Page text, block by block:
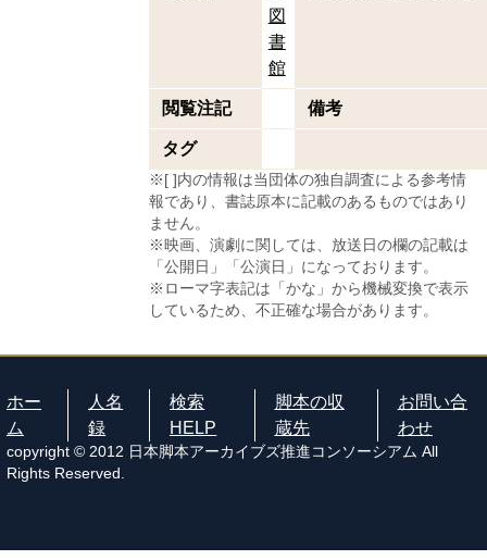
図
書
館
閲覧注記 備考
タグ
※[ ]内の情報は当団体の独自調査による参考情
報であり、書誌原本に記載のあるものではあり
ません。
※映画、演劇に関しては、放送日の欄の記載は
「公開日」「公演日」になっております。
※ローマ字表記は「かな」から機械変換で表示
しているため、不正確な場合があります。
ホー
ム
人名
録
検索
HELP
脚本の収
蔵先
お問い合
わせ
copyright © 2012 日本脚本アーカイブズ推進コンソーシアム All
Rights Reserved.